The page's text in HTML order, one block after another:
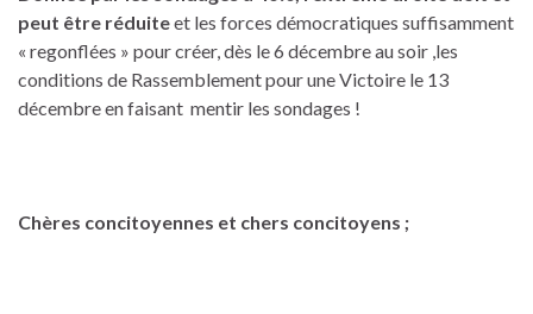
peut être réduiteet les forces démocratiques suffisamment
« regonflées » pour créer, dès le 6 décembre au soir ,les
conditions de Rassemblement pour une Victoire le 13
décembre en faisant mentir les sondages !
Chères concitoyennes et chers concitoyens ;